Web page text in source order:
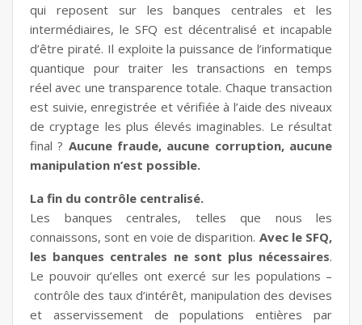
qui reposent sur les banques centrales et les
intermédiaires, le SFQ est décentralisé et incapable
d’être piraté. Il exploite la puissance de l’informatique
quantique pour traiter les transactions en temps
réel avec une transparence totale. Chaque transaction
est suivie, enregistrée et vérifiée à l’aide des niveaux
de cryptage les plus élevés imaginables. Le résultat
final ? Aucune fraude, aucune corruption, aucune
manipulation n’est possible.
La fin du contrôle centralisé.
Les banques centrales, telles que nous les
connaissons, sont en voie de disparition. Avec le SFQ,
les banques centrales ne sont plus nécessaires.
Le pouvoir qu’elles ont exercé sur les populations –
contrôle des taux d’intérêt, manipulation des devises
et asservissement de populations entières par